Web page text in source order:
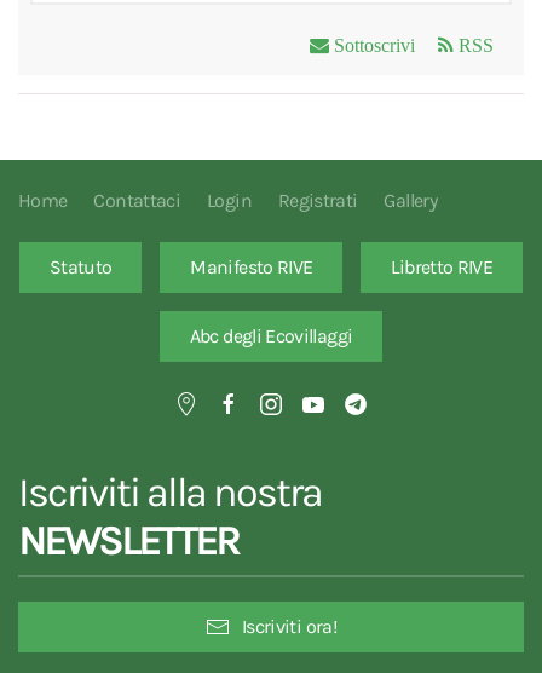
Sottoscrivi RSS
Home Contattaci Login Registrati Gallery
Statuto Manifesto RIVE Libretto RIVE
Abc degli Ecovillaggi
Iscriviti alla nostra
NEWSLETTER
Iscriviti ora!